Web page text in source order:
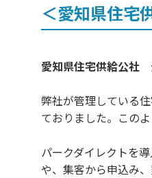
＜愛知県住宅
愛知県住宅供給公
弊社が管理している
ておりました。この
パークダイレクトを
や、集客から申込み